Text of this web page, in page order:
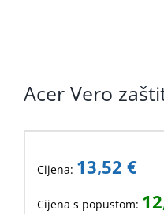
Acer Vero
Cijena: 13,52 €
Cijena s popustom: